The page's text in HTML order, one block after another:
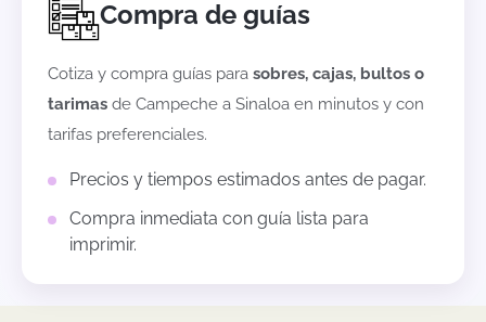
Compra de guías
Cotiza y compra guías para sobres, cajas, bultos o
tarimas de Campeche a Sinaloa en minutos y con
tarifas preferenciales.
Precios y tiempos estimados antes de pagar.
Compra inmediata con guía lista para
imprimir.